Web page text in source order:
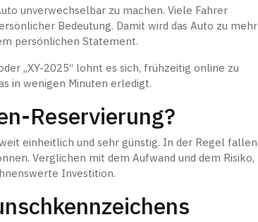
unverwechselbar zu machen. Viele Fahrer
Bedeutung. Damit wird das Auto zu mehr
persönlichen Statement.
„XY-2025“ lohnt es sich, frühzeitig online zu
in wenigen Minuten erledigt.
Reservierung?
einheitlich und sehr günstig. In der Regel fallen
Verglichen mit dem Aufwand und dem Risiko,
Investition.